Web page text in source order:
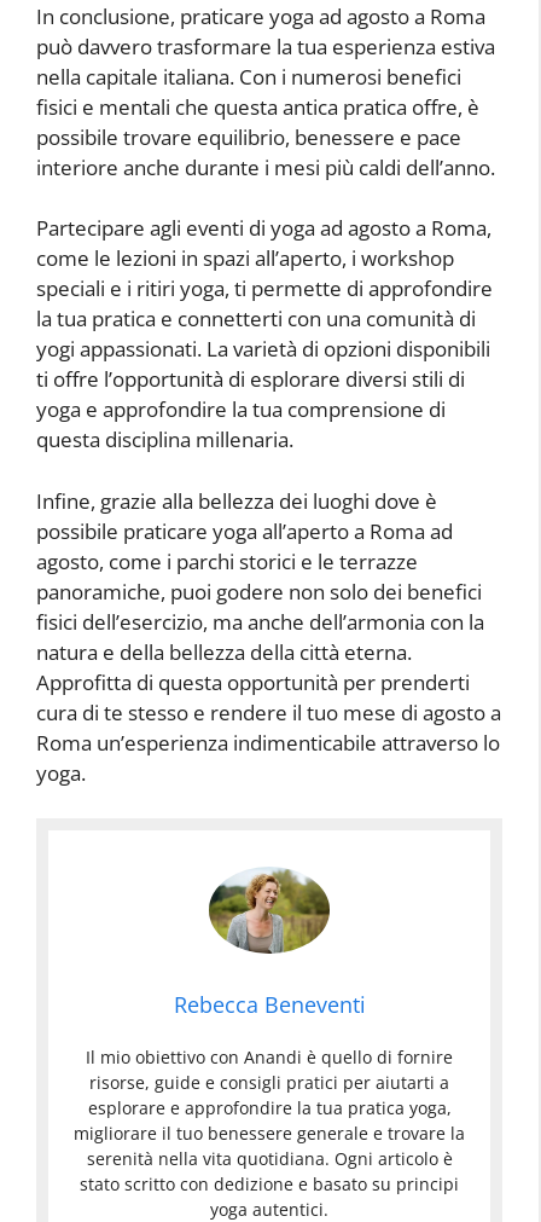
In conclusione, praticare yoga ad agosto a Roma
può davvero trasformare la tua esperienza estiva
nella capitale italiana. Con i numerosi benefici
fisici e mentali che questa antica pratica offre, è
possibile trovare equilibrio, benessere e pace
interiore anche durante i mesi più caldi dell’anno.
Partecipare agli eventi di yoga ad agosto a Roma,
come le lezioni in spazi all’aperto, i workshop
speciali e i ritiri yoga, ti permette di approfondire
la tua pratica e connetterti con una comunità di
yogi appassionati. La varietà di opzioni disponibili
ti offre l’opportunità di esplorare diversi stili di
yoga e approfondire la tua comprensione di
questa disciplina millenaria.
Infine, grazie alla bellezza dei luoghi dove è
possibile praticare yoga all’aperto a Roma ad
agosto, come i parchi storici e le terrazze
panoramiche, puoi godere non solo dei benefici
fisici dell’esercizio, ma anche dell’armonia con la
natura e della bellezza della città eterna.
Approfitta di questa opportunità per prenderti
cura di te stesso e rendere il tuo mese di agosto a
Roma un’esperienza indimenticabile attraverso lo
yoga.
Rebecca Beneventi
Il mio obiettivo con Anandi è quello di fornire
risorse, guide e consigli pratici per aiutarti a
esplorare e approfondire la tua pratica yoga,
migliorare il tuo benessere generale e trovare la
serenità nella vita quotidiana. Ogni articolo è
stato scritto con dedizione e basato su principi
yoga autentici.